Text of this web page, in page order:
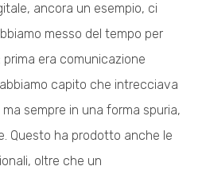
ancora un esempio, ci
messo del tempo per
era comunicazione
capito che intrecciava
sempre in una forma spuria,
Questo ha prodotto anche le
oltre che un